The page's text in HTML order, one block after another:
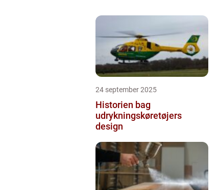
24 september 2025
Historien bag
udrykningskøretøjers
design